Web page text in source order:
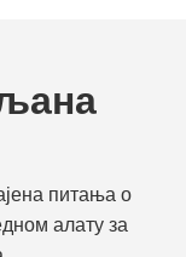
питања о
алату за